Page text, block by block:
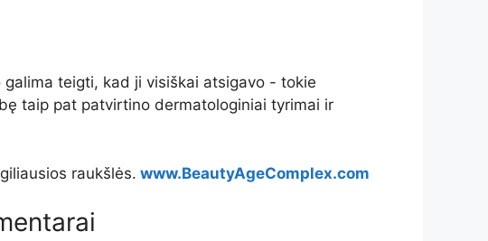
teigti, kad ji visiškai atsigavo - tokie
taip pat patvirtino dermatologiniai tyrimai ir
raukšlės. www.BeautyAgeComplex.com